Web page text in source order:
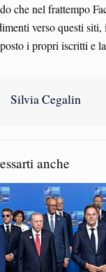
che nel frattempo
verso questi siti,
i propri iscritti e
Silvia Cegalin
anche